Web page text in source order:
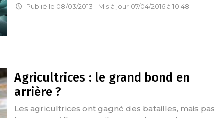
Publié le 08/03/2013 - Mis à jour 07/04/2016 à 10:48
Agricultrices : le grand bond en
arrière ?
Les agricultrices ont gagné des batailles, mais pas